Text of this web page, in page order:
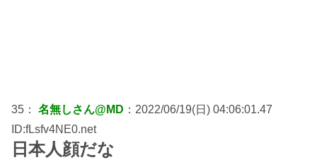
35： 名無しさん@MD ：2022/06/19(日) 04:06:01.47
ID:fLsfv4NE0.net
日本人顔だな